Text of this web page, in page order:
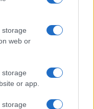
storage
web or
storage
or app.
storage